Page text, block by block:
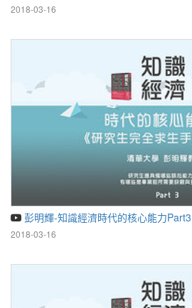
2018-03-16
彭明輝-知識經濟時代的核心能力Part3
2018-03-16